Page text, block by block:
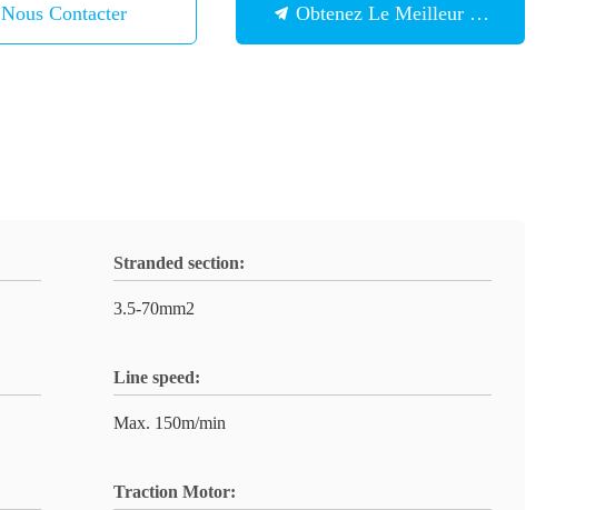
Nous Contacter Obtenez Le Meilleur Prix
Stranded section:
3.5-70mm2
Line speed:
Max. 150m/min
Traction Motor: